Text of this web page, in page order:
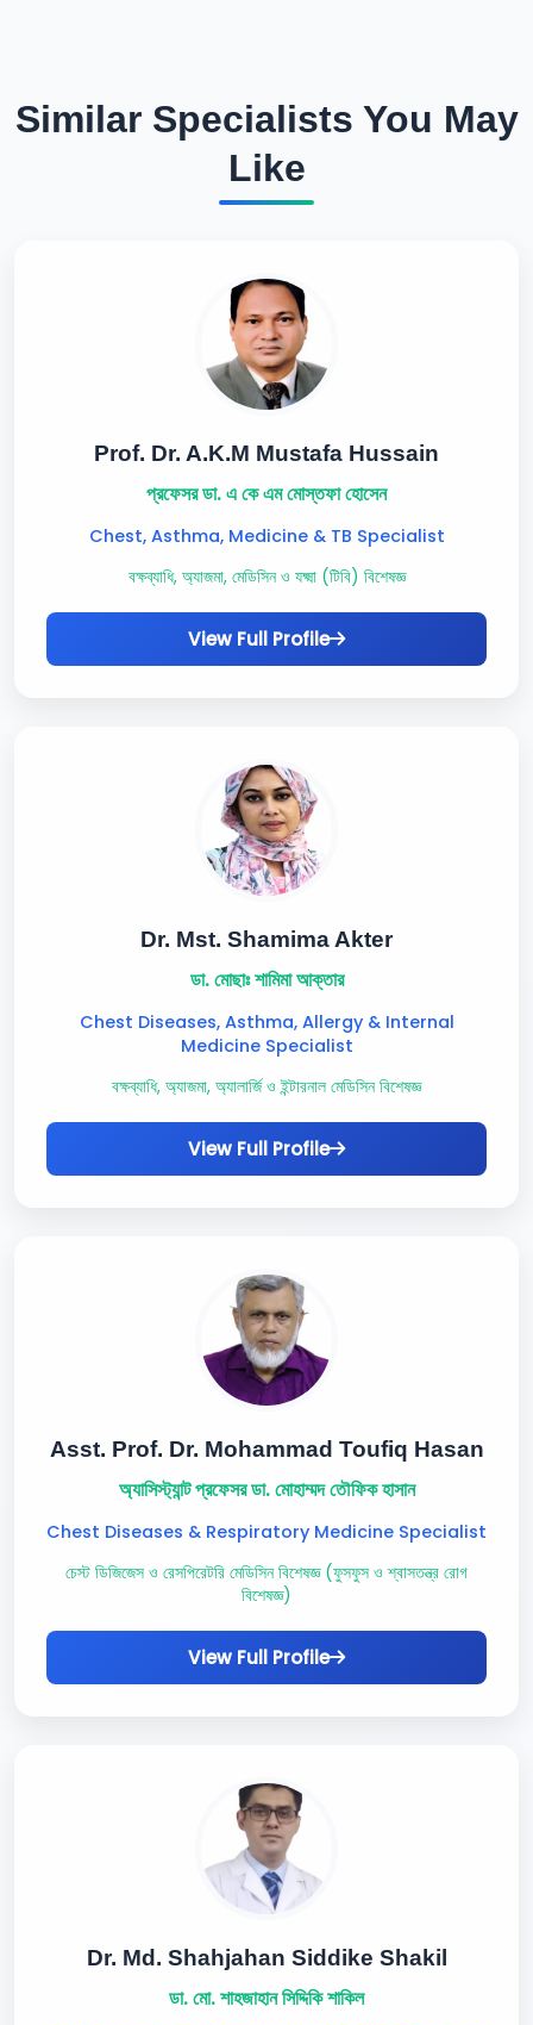
Similar Specialists You May
Like
Prof. Dr. A.K.M Mustafa Hussain
প্রফেসর ডা. এ কে এম মোস্তফা হোসেন
Chest, Asthma, Medicine & TB Specialist
বক্ষব্যাধি, অ্যাজমা, মেডিসিন ও যক্ষ্মা (টিবি) বিশেষজ্ঞ
View Full Profile
Dr. Mst. Shamima Akter
ডা. মোছাঃ শামিমা আক্তার
Chest Diseases, Asthma, Allergy & Internal
Medicine Specialist
বক্ষব্যাধি, অ্যাজমা, অ্যালার্জি ও ইন্টারনাল মেডিসিন বিশেষজ্ঞ
View Full Profile
Asst. Prof. Dr. Mohammad Toufiq Hasan
অ্যাসিস্ট্যান্ট প্রফেসর ডা. মোহাম্মদ তৌফিক হাসান
Chest Diseases & Respiratory Medicine Specialist
চেস্ট ডিজিজেস ও রেসপিরেটরি মেডিসিন বিশেষজ্ঞ (ফুসফুস ও শ্বাসতন্ত্র রোগ
বিশেষজ্ঞ)
View Full Profile
Dr. Md. Shahjahan Siddike Shakil
ডা. মো. শাহজাহান সিদ্দিকি শাকিল